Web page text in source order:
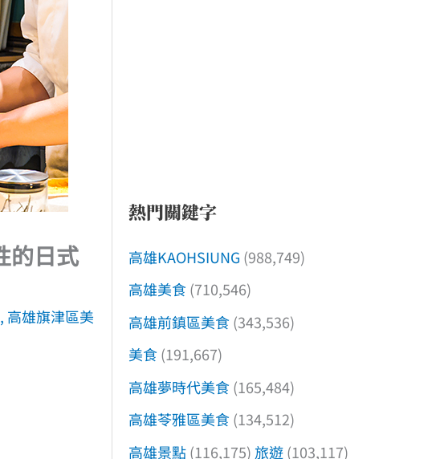
的日式
, 高雄旗津區美
熱門關鍵字
高雄KAOHSIUNG (988,749)
高雄美食 (710,546)
高雄前鎮區美食 (343,536)
美食 (191,667)
高雄夢時代美食 (165,484)
高雄苓雅區美食 (134,512)
高雄景點(116,175) 旅遊(103,117)